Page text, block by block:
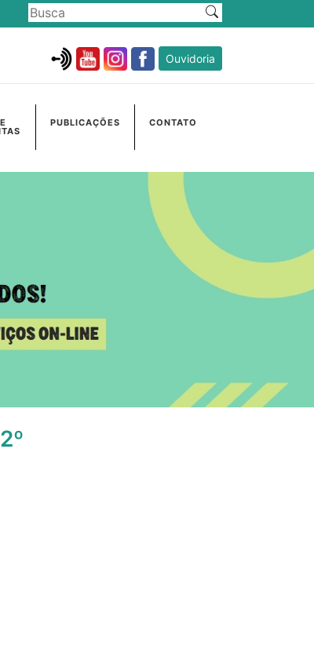
Ouvidoria
PUBLICAÇÕES CONTATO